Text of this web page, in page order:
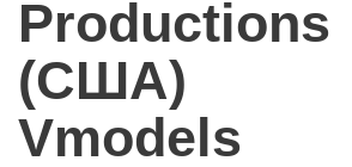
Productions
(США)
Vmodels